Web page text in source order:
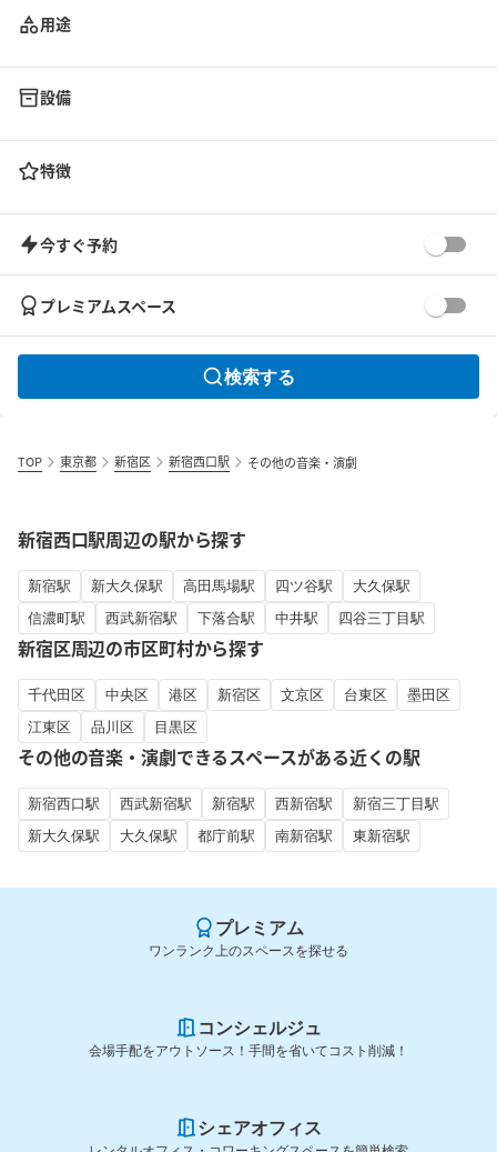
用途
設備
特徴
今すぐ予約
プレミアムスペース
検索する
TOP 東京都 新宿区 新宿西口駅 その他の音楽・演劇
新宿西口駅周辺の駅から探す
新宿駅 新大久保駅 高田馬場駅 四ツ谷駅
大久保駅
信濃町駅
西武新宿駅 下落合駅 中井駅 四谷三丁目駅
新宿区周辺の市区町村から探す
千代田区 中央区 港区 新宿区 文京区 台東区
墨田区
江東区
品川区 目黒区
その他の音楽・演劇できるスペースがある近くの駅
新宿西口駅 西武新宿駅 新宿駅 西新宿駅
新宿三丁目駅
新大久保駅
大久保駅 都庁前駅 南新宿駅 東新宿駅
プレミアム
ワンランク上のスペースを探せる
コンシェルジュ
会場手配をアウトソース！手間を省いてコスト削減！
シェアオフィス